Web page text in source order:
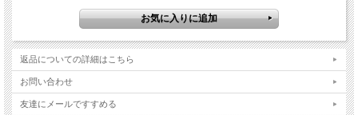
BMW G650 ( Xmoto, Xcountry + Xchallenge を含む) MY 2006 - 2009
返品についての詳細はこちら
お問い合わせ
友達にメールですすめる